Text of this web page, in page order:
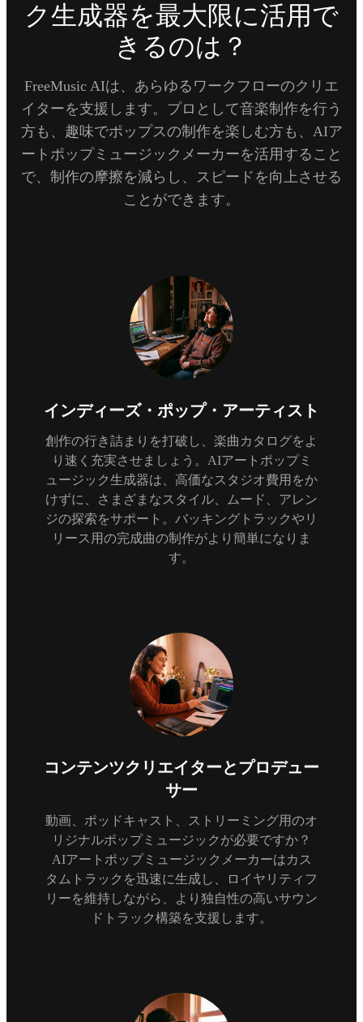
ク生成器を最大限に活用で
きるのは？
FreeMusic AIは、あらゆるワークフローのクリエ
イターを支援します。プロとして音楽制作を行う
方も、趣味でポップスの制作を楽しむ方も、AIア
ートポップミュージックメーカーを活用すること
で、制作の摩擦を減らし、スピードを向上させる
ことができます。
インディーズ・ポップ・アーティスト
創作の行き詰まりを打破し、楽曲カタログをよ
り速く充実させましょう。AIアートポップミ
ュージック生成器は、高価なスタジオ費用をか
けずに、さまざまなスタイル、ムード、アレン
ジの探索をサポート。バッキングトラックやリ
リース用の完成曲の制作がより簡単になりま
す。
コンテンツクリエイターとプロデュー
サー
動画、ポッドキャスト、ストリーミング用のオ
リジナルポップミュージックが必要ですか？
AIアートポップミュージックメーカーはカス
タムトラックを迅速に生成し、ロイヤリティフ
リーを維持しながら、より独自性の高いサウン
ドトラック構築を支援します。